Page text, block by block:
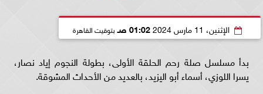
الإثنين، 11 مارس 2024 01:02 صـ بتوقيت القاهرة
بدأ مسلسل صلة رحم الحلقة الأولى، بطولة النجوم إياد نصار،
يسرا اللوزي، أسماء أبو اليزيد، بالعديد من الأحداث المشوقة.